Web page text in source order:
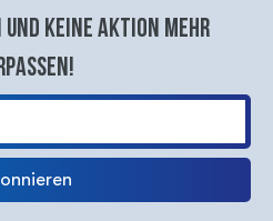
und keine aktion mehr